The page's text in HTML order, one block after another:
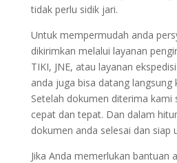
tidak perlu sidik jari.
Untuk mempermudah anda
dikirimkan melalui layanan
TIKI, JNE, atau layanan
anda juga bisa datang
Setelah dokumen diterima kami
cepat dan tepat. Dan dalam
dokumen anda selesai dan siap
Jika Anda memerlukan bantuan